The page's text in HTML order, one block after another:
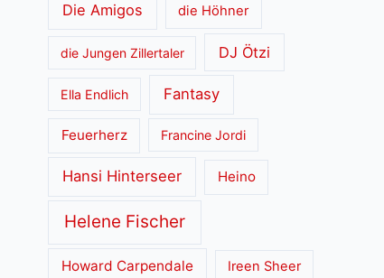
Die Amigos die Höhner
die Jungen Zillertaler DJ Ötzi
Ella Endlich Fantasy
Feuerherz Francine Jordi
Hansi Hinterseer Heino
Helene Fischer
Howard Carpendale Ireen Sheer